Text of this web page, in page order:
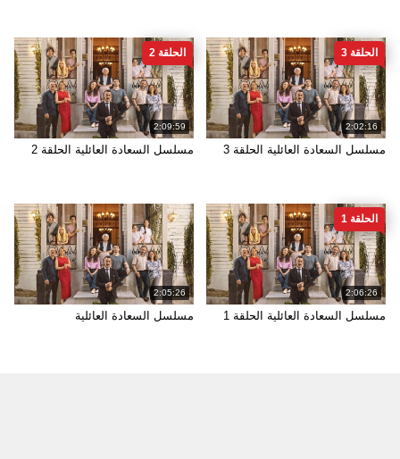
2:02:16
الحلقة 3
مسلسل السعادة العائلية الحلقة 3
2:09:59
الحلقة 2
مسلسل السعادة العائلية الحلقة 2
2:06:26
الحلقة 1
مسلسل السعادة العائلية الحلقة 1
2:05:26
مسلسل السعادة العائلية